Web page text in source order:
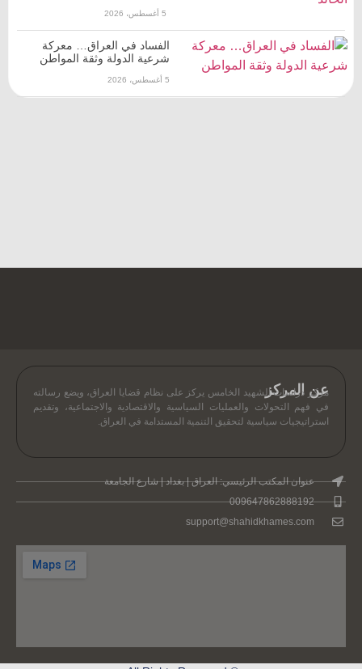
5 أغسطس، 2026
الفساد في العراق… معركة
شرعية الدولة وثقة المواطن
5 أغسطس، 2026
عن المركز
مركز دراسات الشهيد الخامس يركز على نظام قضايا العراق، ويضع رسالته
في فهم التحولات والعمليات السياسية والاقتصادية والاجتماعية، وتقديم
استراتيجيات سياسية لتحقيق التنمية المستدامة في العراق.
عنوان المكتب الرئيسي: العراق | بغداد | شارع الجامعة
009647862888192
support@shahidkhames.com